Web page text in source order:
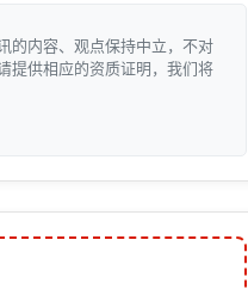
的内容、观点保持中立，不对
提供相应的资质证明，我们将